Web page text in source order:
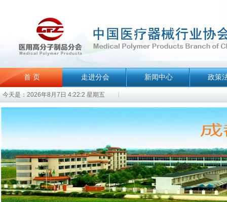
首 页
今天是：2026年8月7日 4:22:2 星期五
走进分会 新闻中心 政策